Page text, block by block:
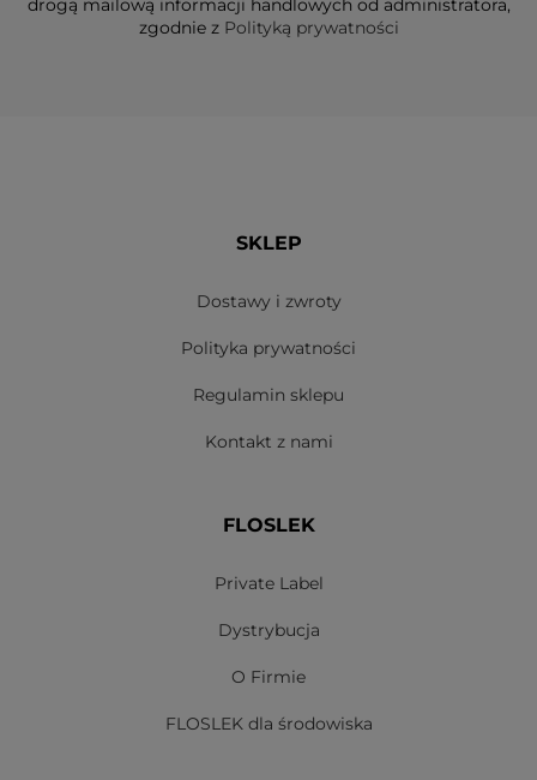
drogą mailową informacji handlowych od administratora,
zgodnie z Polityką prywatności
SKLEP
Dostawy i zwroty
Polityka prywatności
Regulamin sklepu
Kontakt z nami
FLOSLEK
Private Label
Dystrybucja
O Firmie
FLOSLEK dla środowiska